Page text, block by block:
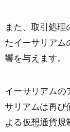
また、取引処
たイーサリアム
響を与えます。
イーサリアムの
サリアムは再び
よる仮想通貨規